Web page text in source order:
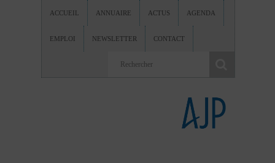
ACCUEIL ANNUAIRE ACTUS AGENDA
EMPLOI NEWSLETTER CONTACT